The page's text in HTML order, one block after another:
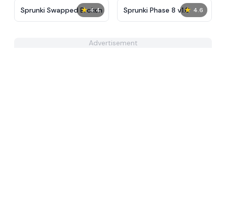
★ 4.4
Sprunki Swapped Broken ★ 4.6
Sprunki Phase 8 v1.0
Advertisement